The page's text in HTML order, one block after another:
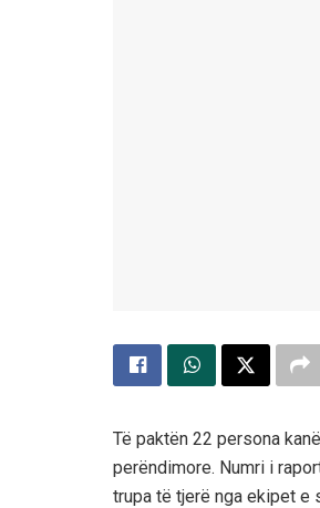
Të paktën 22 persona
perëndimore. Numri i
trupa të tjerë nga ekipet e